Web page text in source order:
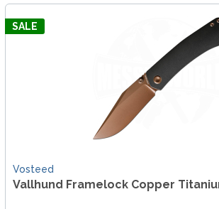
SALE
Vosteed
Vallhund Framelock Copper